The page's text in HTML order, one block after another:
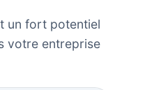
un fort potentiel
votre entreprise